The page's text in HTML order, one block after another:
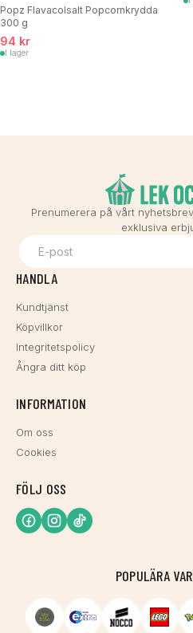
Popz Flavacolsalt Popcornkrydda
300 g
94 kr
I lager
Prenumerera på vårt
exklusiva
HANDLA
Kundtjänst
Köpvillkor
Integritetspolicy
Ångra ditt köp
INFORMATION
Om oss
Cookies
FÖLJ OSS
POPULÄRA